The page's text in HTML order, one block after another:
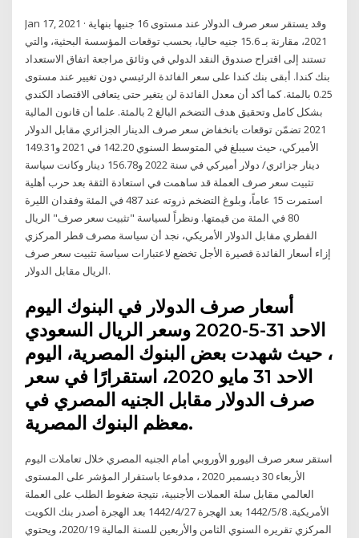
Jan 17, 2021 · وقد يستقر سعر صرف الدولار عند مستوى 16 جنيها بنهاية
2021، مقارنة بـ 15.6 جنيه حاليا، بحسب توقعات المؤسسة البحثية، والتي
تستند إلى اقتراح صندوق النقد الدولي في وثائق مراجعة اتفاق الاستعداد
بنك كندا. أبقى بنك كندا على سعر الفائدة الرئيسي دون تغيير عند مستوى
0.25 بالمئة. كما أكد أن معدل الفائدة لن يتغير حتى يتعافى الاقتصاد الكندي
بشكل كامل وتحقيق هدف التضخم البالغ 2 بالمئة. علما أن قانون المالية
2021 تضمّن توقعات بانخفاض سعر صرف الدينار الجزائري مقابل الدولار
الأميركي، حيث سيبلغ في المتوسط السنوي 142.20 في 2021 و149.31
دينار جزائري/ دولار أميركي في سنة 2022 و156.78 دينار وكانت سياسة
تثبيت سعر صرف العملة قد ساهمت في استعادة الثقة بعد حرب أهلية
استمرت 15 عاماً، وبلوغ التضخم ذروته عند 487 في المئة وفقدان الليرة
80 في المئة من قيمتها. ونظراً لسياسة "تثبيت سعر صرف" الريال
القطري مقابل الدولار الأمريكي، نجد أن سياسة مصرف قطر المركزي
إزاء أسعار الفائدة قصيرة الأجل تخضع لاعتبارات سياسة تثبيت سعر صرف
الريال مقابل الدولار.
أسعار صرف الدولار في البنوك اليوم
الاحد 31-5-2020 وسعر الريال السعودي
، حيث شهدت بعض البنوك المصرية، اليوم
الاحد 31 مايو 2020، استقرارًا في سعر
صرف الدولار مقابل الجنيه المصري في
معظم البنوك المصرية.
استقر سعر صرف اليورو الأوروبي أمام الجنيه المصري خلال تعاملات اليوم
الأربعاء 30 ديسمبر 2020 ، مدفوعا باستقرار المؤشر على المستوى
العالمي مقابل سلة العملات الأجنبية، نتيجة ضغوط الطلب على العملة
الأمريكية. 8‏‏/5‏‏/1442 بعد الهجرة 27‏‏/4‏‏/1442 بعد الهجرة أصدر بنك الكويت
المركزي تقريره السنوي الثامن والأربعين للسنة المالية 2020/19، ويحتوي